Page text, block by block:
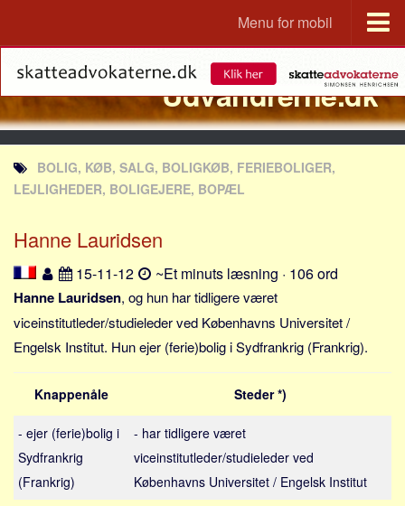
Menu for mobil
Portal
Udvandrerne.dk
Utvandrerne.no
Utvandrarna.se
Tyskland.dk
Rusland.dk
JLKM.dk
Lande
Tyrkiet
Spanien
Sverige
Norge
Thailand
Italien
Udvandrerne.dk
BOLIG, KØB, SALG, BOLIGKØB, FERIEBOLIGER,
LEJLIGHEDER, BOLIGEJERE, BOPÆL
Hanne Lauridsen
15-11-12 ~Et minuts læsning · 106 ord
Hanne Lauridsen, og hun har tidligere været
viceinstitutleder/studieleder ved Københavns Universitet /
Engelsk Institut. Hun ejer (ferie)bolig i Sydfrankrig (Frankrig).
Knappenåle Steder *)
- ejer (ferie)bolig i
Sydfrankrig
(Frankrig)
- har tidligere været
viceinstitutleder/studieleder ved
Københavns Universitet / Engelsk Institut